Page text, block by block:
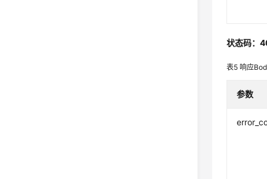
状态码：
表5响应
参数